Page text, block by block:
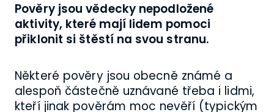
Pověry jsou vědecky nepodložené
aktivity, které mají lidem pomoci
přiklonit si štěstí na svou stranu.
Některé pověry jsou obecně známé a
alespoň částečně uznávané třeba i lidmi,
kteří jinak pověrám moc nevěří (typickým